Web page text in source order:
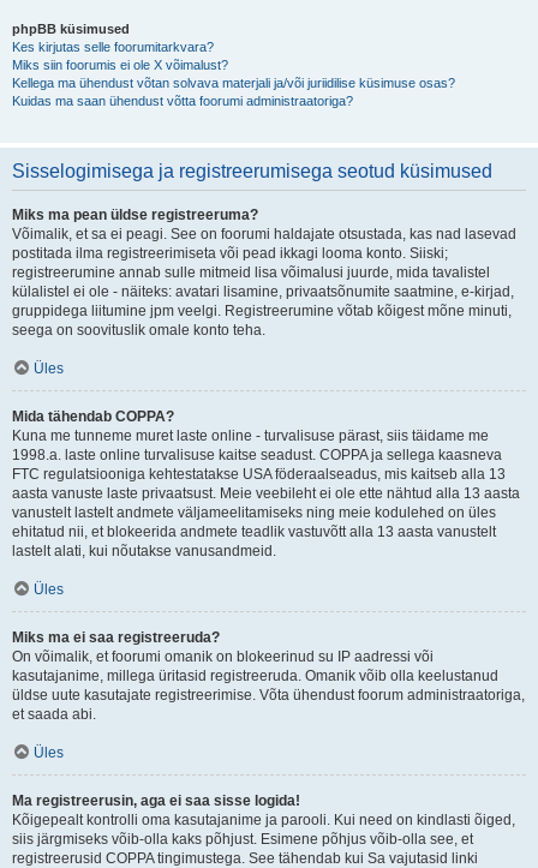
phpBB küsimused
Kes kirjutas selle foorumitarkvara?
Miks siin foorumis ei ole X võimalust?
Kellega ma ühendust võtan solvava materjali ja/või juriidilise küsimuse osas?
Kuidas ma saan ühendust võtta foorumi administraatoriga?
Sisselogimisega ja registreerumisega seotud küsimused
Miks ma pean üldse registreeruma?
Võimalik, et sa ei peagi. See on foorumi haldajate otsustada, kas nad lasevad
postitada ilma registreerimiseta või pead ikkagi looma konto. Siiski;
registreerumine annab sulle mitmeid lisa võimalusi juurde, mida tavalistel
külalistel ei ole - näiteks: avatari lisamine, privaatsõnumite saatmine, e-kirjad,
gruppidega liitumine jpm veelgi. Registreerumine võtab kõigest mõne minuti,
seega on soovituslik omale konto teha.
Üles
Mida tähendab COPPA?
Kuna me tunneme muret laste online - turvalisuse pärast, siis täidame me
1998.a. laste online turvalisuse kaitse seadust. COPPA ja sellega kaasneva
FTC regulatsiooniga kehtestatakse USA föderaalseadus, mis kaitseb alla 13
aasta vanuste laste privaatsust. Meie veebileht ei ole ette nähtud alla 13 aasta
vanustelt lastelt andmete väljameelitamiseks ning meie kodulehed on üles
ehitatud nii, et blokeerida andmete teadlik vastuvõtt alla 13 aasta vanustelt
lastelt alati, kui nõutakse vanusandmeid.
Üles
Miks ma ei saa registreeruda?
On võimalik, et foorumi omanik on blokeerinud su IP aadressi või
kasutajanime, millega üritasid registreeruda. Omanik võib olla keelustanud
üldse uute kasutajate registreerimise. Võta ühendust foorum administraatoriga,
et saada abi.
Üles
Ma registreerusin, aga ei saa sisse logida!
Kõigepealt kontrolli oma kasutajanime ja parooli. Kui need on kindlasti õiged,
siis järgmiseks võib-olla kaks põhjust. Esimene põhjus võib-olla see, et
registreerusid COPPA tingimustega. See tähendab kui Sa vajutasid linki